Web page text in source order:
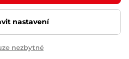
přijatou tržbu u správce daně online; v
nejpozději do 48 hodin.
cookies Vnitřní oznamovací
nastavení
nezbytné